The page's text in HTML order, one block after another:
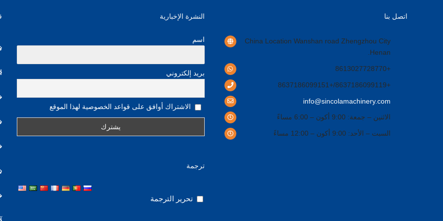
النشرة الإخبارية
اسم
بريد إلكتروني
الاشتراك أوافق على قواعد الخصوصية لهذا الموقع
ترجمة
تحرير الترجمة
اتصل بنا
China Location Wanshan road Zhengzhou City
Henan
.
+8613027728770
+8637186099119/+8637186099151
info@sincolamachinery.com
الاثنين – جمعة: 9:00 أكون – 6:00 مساءً
السبت – الأحد: 9:00 أكون – 12:00 مساءً